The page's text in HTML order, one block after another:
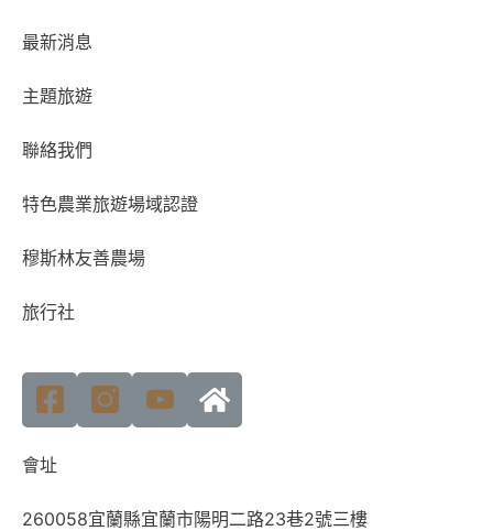
最新消息
主題旅遊
聯絡我們
特色農業旅遊場域認證
穆斯林友善農場
旅行社
會址
260058宜蘭縣宜蘭市陽明二路23巷2號三樓